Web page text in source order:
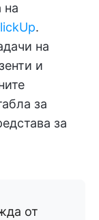
на
.
на
и
за
за
от